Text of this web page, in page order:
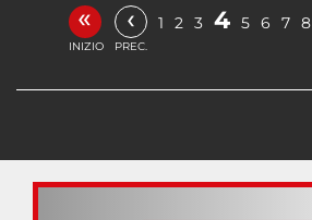
«
INIZIO
‹
PREC.
1 2 3 4 5 6 7 8